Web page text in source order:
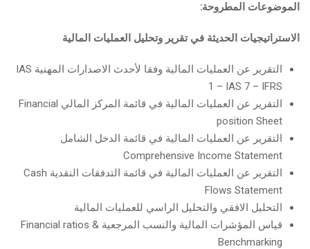
الموضوعات المطروحة:
الاستراتيجيات الحديثة في تقرير وتحليل العمليات المالية
التقرير عن العمليات المالية وفقا لأحدث الاصدارات المهنية IAS
1 – IAS 7 – IFRS
التقرير عن العمليات المالية في قائمة المركز المالي Financial
position Sheet
التقرير عن العمليات المالية في قائمة الدخل الشامل
Comprehensive Income Statement
التقرير عن العمليات المالية في قائمة التدفقات النقدية Cash
Flows Statement
التحليل الافقي والتحليل الراسي للعمليات المالية
قياس المؤشرات المالية والنسب المرجعية Financial ratios &
Benchmarking